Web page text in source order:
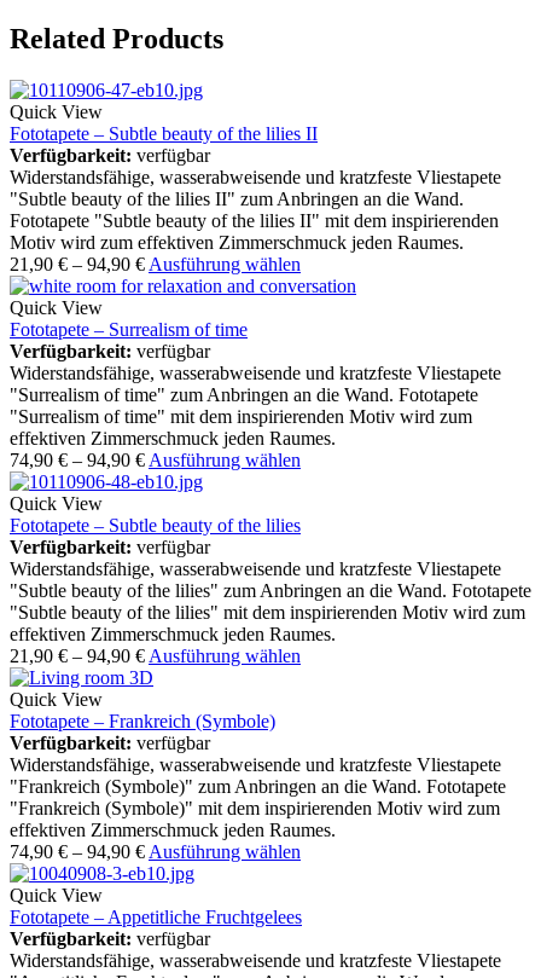
Related Products
Quick View
Fototapete – Subtle beauty of the lilies II
Verfügbarkeit: verfügbar
Widerstandsfähige, wasserabweisende und kratzfeste Vliestapete
"Subtle beauty of the lilies II" zum Anbringen an die Wand.
Fototapete "Subtle beauty of the lilies II" mit dem inspirierenden
Motiv wird zum effektiven Zimmerschmuck jeden Raumes.
21,90 € – 94,90 € Ausführung wählen
Quick View
Fototapete – Surrealism of time
Verfügbarkeit: verfügbar
Widerstandsfähige, wasserabweisende und kratzfeste Vliestapete
"Surrealism of time" zum Anbringen an die Wand. Fototapete
"Surrealism of time" mit dem inspirierenden Motiv wird zum
effektiven Zimmerschmuck jeden Raumes.
74,90 € – 94,90 € Ausführung wählen
Quick View
Fototapete – Subtle beauty of the lilies
Verfügbarkeit: verfügbar
Widerstandsfähige, wasserabweisende und kratzfeste Vliestapete
"Subtle beauty of the lilies" zum Anbringen an die Wand. Fototapete
"Subtle beauty of the lilies" mit dem inspirierenden Motiv wird zum
effektiven Zimmerschmuck jeden Raumes.
21,90 € – 94,90 € Ausführung wählen
Quick View
Fototapete – Frankreich (Symbole)
Verfügbarkeit: verfügbar
Widerstandsfähige, wasserabweisende und kratzfeste Vliestapete
"Frankreich (Symbole)" zum Anbringen an die Wand. Fototapete
"Frankreich (Symbole)" mit dem inspirierenden Motiv wird zum
effektiven Zimmerschmuck jeden Raumes.
74,90 € – 94,90 € Ausführung wählen
Quick View
Fototapete – Appetitliche Fruchtgelees
Verfügbarkeit: verfügbar
Widerstandsfähige, wasserabweisende und kratzfeste Vliestapete